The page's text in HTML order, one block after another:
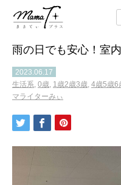
雨の日でも安心！室
2023.06.17
生活系, 0歳, 1歳2歳3歳, 4歳5歳6
マライターみぃ
トップ
ママのカラダとココロ
セカンドキャリア